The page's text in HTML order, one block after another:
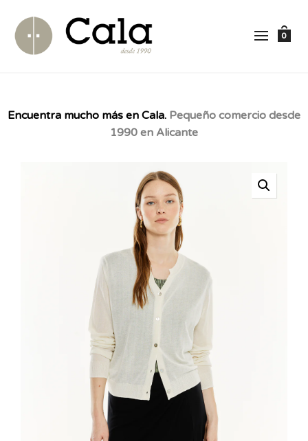
0
Encuentra mucho más en Cala. Pequeño comercio desde
1990 en Alicante